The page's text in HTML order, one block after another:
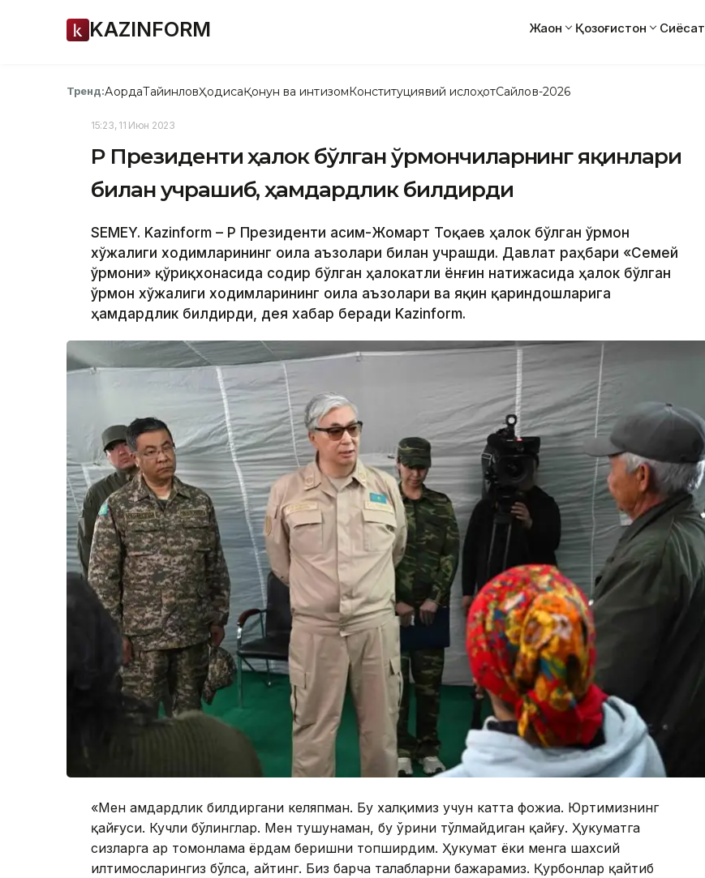
KAZINFORM Жаҳон Қозоғистон Сиёсат
Тренд:АқордаТайинловҲодисаҚонун ва интизомКонституциявий ислоҳотСайлов-2026
15:23, 11 Июн 2023
ҚР Президенти ҳалок бўлган ўрмончиларнинг яқинлари
билан учрашиб, ҳамдардлик билдирди
SEMEY. Kazinform – ҚР Президенти Қасим-Жомарт Тоқаев ҳалок бўлган ўрмон
хўжалиги ходимларининг оила аъзолари билан учрашди. Давлат раҳбари «Семей
ўрмони» қўриқхонасида содир бўлган ҳалокатли ёнғин натижасида ҳалок бўлган
ўрмон хўжалиги ходимларининг оила аъзолари ва яқин қариндошларига
ҳамдардлик билдирди, дея хабар беради Kazinform.
«Мен ҳамдардлик билдиргани келяпман. Бу халқимиз учун катта фожиа. Юртимизнинг
қайғуси. Кучли бўлинглар. Мен тушунаман, бу ўрини тўлмайдиган қайғу. Ҳукуматга
сизларга ҳар томонлама ёрдам беришни топширдим. Ҳукумат ёки менга шахсий
илтимосларингиз бўлса, айтинг. Биз барча талабларни бажарамиз. Қурбонлар қайтиб